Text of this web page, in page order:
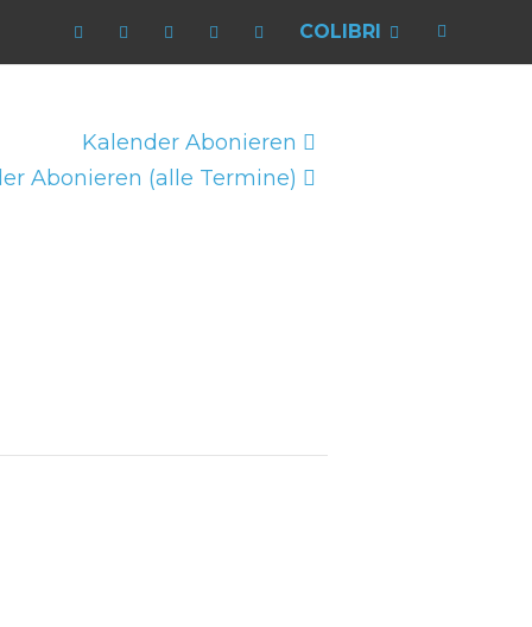
COLIBRI
Kalender Abonieren
Abonieren (alle Termine)